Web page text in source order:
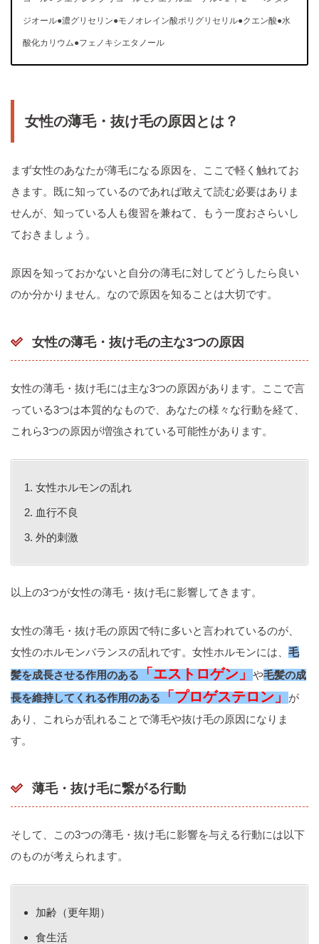
ジオール●濃グリセリン●モノオレイン酸ポリグリセリル●クエン酸●水
酸化カリウム●フェノキシエタノール
女性の薄毛・抜け毛の原因とは？
まず女性のあなたが薄毛になる原因を、ここで軽く触れてお
きます。既に知っているのであれば敢えて読む必要はありま
せんが、知っている人も復習を兼ねて、もう一度おさらいし
ておきましょう。
原因を知っておかないと自分の薄毛に対してどうしたら良い
のか分かりません。なので原因を知ることは大切です。
女性の薄毛・抜け毛の主な3つの原因
女性の薄毛・抜け毛には主な3つの原因があります。ここで言
っている3つは本質的なもので、あなたの様々な行動を経て、
これら3つの原因が増強されている可能性があります。
女性ホルモンの乱れ
血行不良
外的刺激
以上の3つが女性の薄毛・抜け毛に影響してきます。
女性の薄毛・抜け毛の原因で特に多いと言われているのが、
女性のホルモンバランスの乱れです。女性ホルモンには、 毛
髪を成長させる作用のある「エストロゲン」や毛髪の成
長を維持してくれる作用のある「プロゲステロン」が
あり、これらが乱れることで薄毛や抜け毛の原因になりま
す。
薄毛・抜け毛に繋がる行動
そして、この3つの薄毛・抜け毛に影響を与える行動には以下
のものが考えられます。
加齢（更年期）
食生活